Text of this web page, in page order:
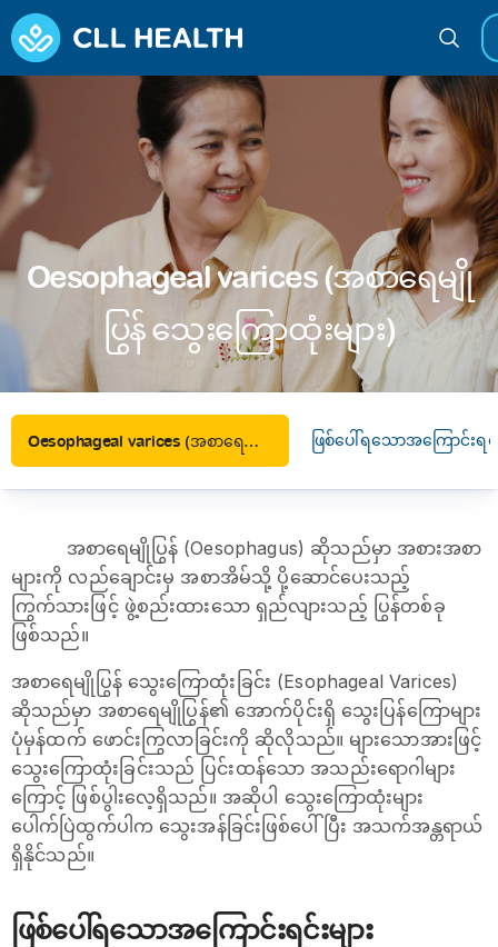
Oesophageal varices (အစာရေမျို
ပြွန် သွေးကြောထုံးများ)
Oesophageal varices (အစာရေမျိုပြွန် သွေးကြောထုံးများ) ဖြစ်ပေါ်ရသောအကြောင်းရင်း
အစာရေမျိုပြွန် (Oesophagus) ဆိုသည်မှာ အစားအစာ
များကို လည်ချောင်းမှ အစာအိမ်သို့ ပို့ဆောင်ပေးသည့်
ကြွက်သားဖြင့် ဖွဲ့စည်းထားသော ရှည်လျားသည့် ပြွန်တစ်ခု
ဖြစ်သည်။
အစာရေမျိုပြွန် သွေးကြောထုံးခြင်း (Esophageal Varices)
ဆိုသည်မှာ အစာရေမျိုပြွန်၏ အောက်ပိုင်းရှိ သွေးပြန်ကြောများ
ပုံမှန်ထက် ဖောင်းကြွလာခြင်းကို ဆိုလိုသည်။ များသောအားဖြင့်
သွေးကြောထုံးခြင်းသည် ပြင်းထန်သော အသည်းရောဂါများ
ကြောင့် ဖြစ်ပွါးလေ့ရှိသည်။ အဆိုပါ သွေးကြောထုံးများ
ပေါက်ပြဲထွက်ပါက သွေးအန်ခြင်းဖြစ်ပေါ်ပြီး အသက်အန္တရာယ်
ရှိနိုင်သည်။
ဖြစ်ပေါ်ရသောအကြောင်းရင်းများ